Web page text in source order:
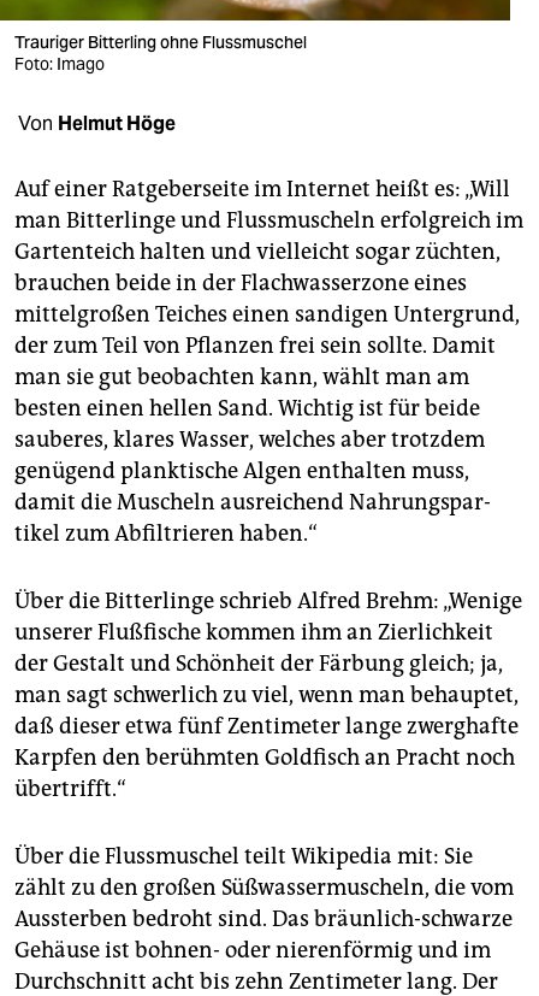
verlag
verlag
veranstaltungen
fragen & hilfe
unterstützen
abo
genossenschaft
epaper login
Trauriger Bitterling ohne Flussmuschel
Foto: Imago
Von Helmut Höge
Auf einer Ratgeberseite im Internet heißt es: „Will
man Bitterlinge und Flussmuscheln erfolgreich im
Gartenteich halten und vielleicht sogar züchten,
brauchen beide in der Flachwasserzone eines
mittelgroßen Teiches einen sandigen Untergrund,
der zum Teil von Pflanzen frei sein sollte. Damit
man sie gut beobachten kann, wählt man am
besten einen hellen Sand. Wichtig ist für beide
sauberes, klares Wasser, welches aber trotzdem
genügend planktische Algen enthalten muss,
damit die Muscheln ausreichend Nahrungs­par­
tikel zum Abfiltrieren haben.“
Über die Bitterlinge schrieb Alfred Brehm: „Wenige
unserer Flußfische kommen ihm an Zierlichkeit
der Gestalt und Schönheit der Färbung gleich; ja,
man sagt schwerlich zu viel, wenn man behauptet,
daß dieser etwa fünf Zentimeter lange zwerghafte
Karpfen den berühmten Goldfisch an Pracht noch
übertrifft.“
Über die Flussmuschel teilt Wikipedia mit: Sie
zählt zu den großen Süßwassermuscheln, die vom
Aussterben bedroht sind. Das bräunlich-schwarze
Gehäuse ist bohnen- oder nierenförmig und im
Durchschnitt acht bis zehn Zentimeter lang. Der